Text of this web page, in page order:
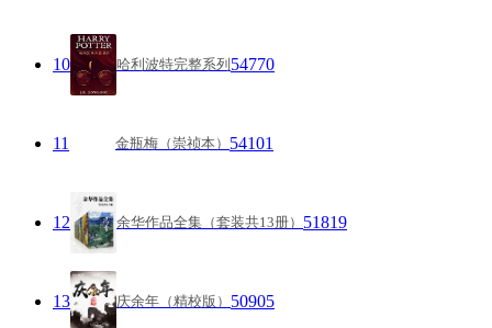
10 哈利波特完整系列 54770
11 金瓶梅（崇祯本） 54101
12 余华作品全集（套装共13册） 51819
13 庆余年（精校版） 50905